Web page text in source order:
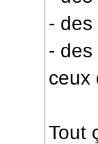
-
- des
ceux
Tout